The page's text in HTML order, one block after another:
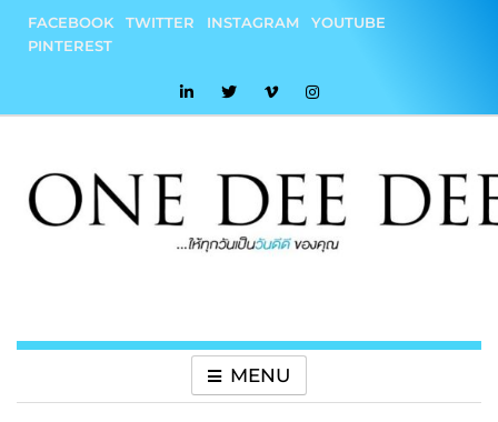
content
FACEBOOK TWITTER INSTAGRAM
YOUTUBE
PINTEREST
MENU